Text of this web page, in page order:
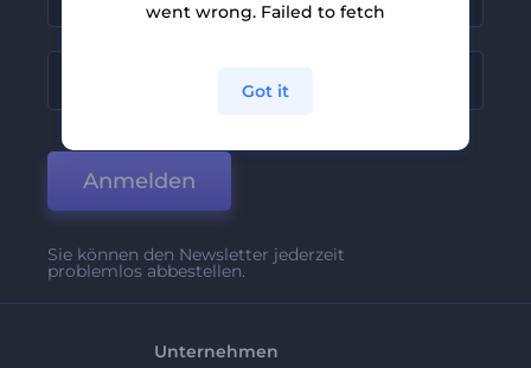
Anmelden
Sie können den Newsletter jederzeit
problemlos abbestellen.
Unternehmen
went wrong. Failed to fetch
Got it